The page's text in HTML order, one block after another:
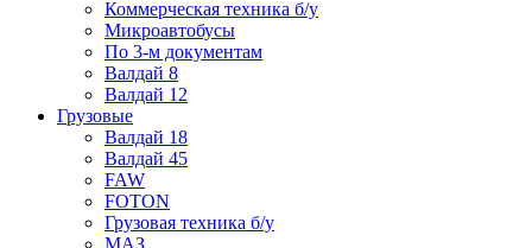
Коммерческая техника б/у
Микроавтобусы
По 3-м документам
Валдай 8
Валдай 12
Грузовые
Валдай 18
Валдай 45
FAW
FOTON
Грузовая техника б/у